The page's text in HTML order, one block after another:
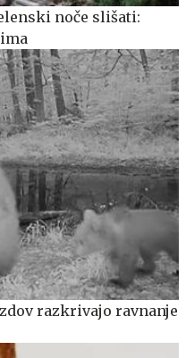
noče slišati:
razkrivajo ravnanje